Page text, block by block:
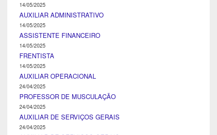
14/05/2025
AUXILIAR ADMINISTRATIVO
14/05/2025
ASSISTENTE FINANCEIRO
14/05/2025
FRENTISTA
14/05/2025
AUXILIAR OPERACIONAL
24/04/2025
PROFESSOR DE MUSCULAÇÃO
24/04/2025
AUXILIAR DE SERVIÇOS GERAIS
24/04/2025